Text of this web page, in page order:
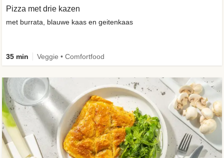
Pizza met drie kazen
met burrata, blauwe kaas en geitenkaas
35 min Veggie • Comfortfood